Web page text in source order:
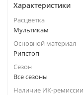
Характеристики
Расцветка
Мультикам
Основной материал
Рипстоп
Сезон
Все сезоны
Наличие ИК-ремиссии